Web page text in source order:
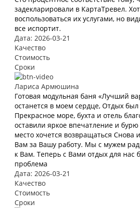
задекларировали в КартаТревел.
воспользоваться их услугами, но
все испортит.
Дата: 2026-03-21
Качество
Стоимость
Сроки
Лариса Армюшина
Готовая модульная баня «Лучший
останется в моем сердце, Отдых
Прекрасное море, бухта и отель
оставили яркое впечатление и
место хочется возвращаться Снова
Вам за Вашу работу. Мы с мужем
к Вам. Теперь с Вами отдых для нас
проблема
Дата: 2026-03-21
Качество
Стоимость
Сроки